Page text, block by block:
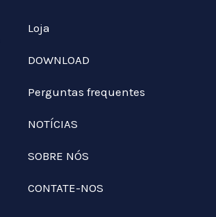
Loja
DOWNLOAD
Perguntas frequentes
NOTÍCIAS
SOBRE NÓS
CONTATE-NOS